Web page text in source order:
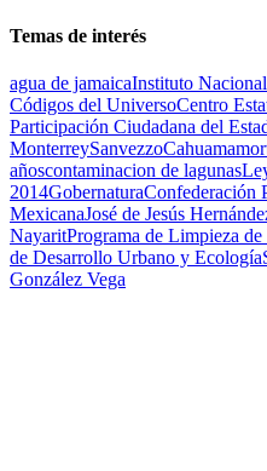
Temas de interés
agua de jamaicaInstituto
Códigos del UniversoCentro
Participación Ciudadana del
MonterreySanvezzoCahuama
añoscontaminacion de lagunas
2014GobernaturaConfederación
MexicanaJosé de Jesús
NayaritPrograma de Limpieza
de Desarrollo Urbano y Ecología
González Vega